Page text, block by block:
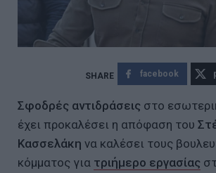
facebook
Σφοδρές αντιδράσεις στο
έχει προκαλέσει η απόφαση του
Κασσελάκη να καλέσει τους
κόμματος για τριήμερο εργασίας